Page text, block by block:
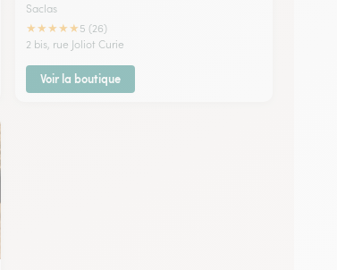
Saclas
★★★★★ 5 (26)
2 bis, rue Joliot Curie
Voir la boutique